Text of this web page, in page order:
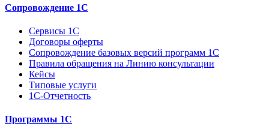
Сопровождение 1С
Сервисы 1С
Договоры оферты
Сопровождение базовых версий программ 1С
Правила обращения на Линию консультации
Кейсы
Типовые услуги
1С-Отчетность
Программы 1С